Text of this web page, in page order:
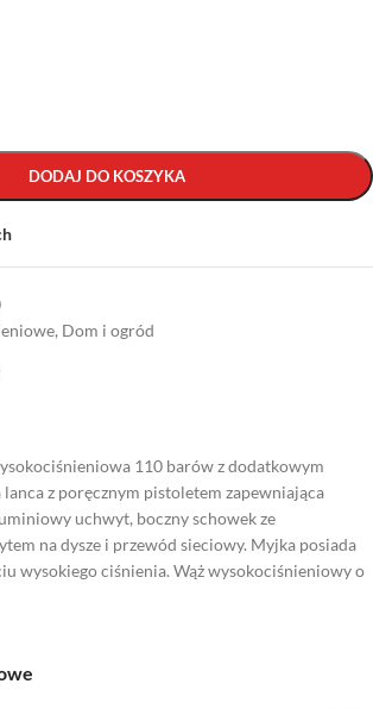
DODAJ DO KOSZYKA
, Dom i ogród
110 barów z dodatkowym
lanca z poręcznym pistoletem zapewniająca
uchwyt, boczny schowek ze
na dysze i przewód sieciowy. Myjka posiada
wysokiego ciśnienia. Wąż wysokociśnieniowy o